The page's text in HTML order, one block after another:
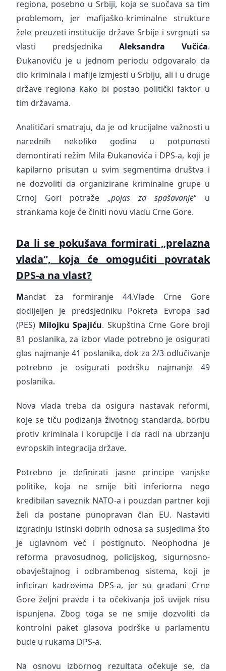
regiona, posebno u Srbiji, koja se suočava sa tim
problemom, jer mafijaško-kriminalne strukture
žele preuzeti institucije države Srbije i svrgnuti sa
vlasti predsjednika Aleksandra Vučića.
Đukanoviću je u jednom periodu odgovaralo da
dio kriminala i mafije izmjesti u Srbiju, ali i u druge
države regiona kako bi postao politički faktor u
tim državama.
Analitičari smatraju, da je od krucijalne važnosti u
narednih nekoliko godina u potpunosti
demontirati režim Mila Đukanovića i DPS-a, koji je
kapilarno prisutan u svim segmentima društva i
ne dozvoliti da organizirane kriminalne grupe u
Crnoj Gori potraže „pojas za spašavanje“ u
strankama koje će činiti novu vladu Crne Gore.
Da li se pokušava formirati „prelazna
vlada“, koja će omogućiti povratak
DPS-a na vlast?
Mandat za formiranje 44.Vlade Crne Gore
dodijeljen je predsjedniku Pokreta Evropa sad
(PES) Milojku Spajiću. Skupština Crne Gore broji
81 poslanika, za izbor vlade potrebno je osigurati
glas najmanje 41 poslanika, dok za 2/3 odlučivanje
potrebno je osigurati podršku najmanje 49
poslanika.
Nova vlada treba da osigura nastavak reformi,
koje se tiču podizanja životnog standarda, borbu
protiv kriminala i korupcije i da radi na ubrzanju
evropskih integracija države.
Potrebno je definirati jasne principe vanjske
politike, koja ne smije biti inferiorna nego
kredibilan saveznik NATO-a i pouzdan partner koji
želi da postane punopravan član EU. Nastaviti
izgradnju istinski dobrih odnosa sa susjedima što
je uglavnom već i postignuto. Neophodna je
reforma pravosudnog, policijskog, sigurnosno-
obavještajnog i odbrambenog sistema, koji je
inficiran kadrovima DPS-a, jer su građani Crne
Gore željni pravde i ta očekivanja još uvijek nisu
ispunjena. Zbog toga se ne smije dozvoliti da
kontrolni paket glasova podrške u parlamentu
bude u rukama DPS-a.
Na osnovu izbornog rezultata očekuje se, da